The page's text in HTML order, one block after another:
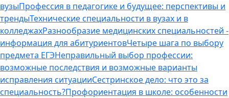
вузыПрофессия в педагогике и будущее: перспективы и
трендыТехнические специальности в вузах и в
колледжахРазнообразие медицинских специальностей -
информация для абитуриентовЧетыре шага по выбору
предмета ЕГЭНеправильный выбор профессии:
возможные последствия и возможные варианты
исправления ситуацииСестринское дело: что это за
специальность?Профориентация в школе: особенности